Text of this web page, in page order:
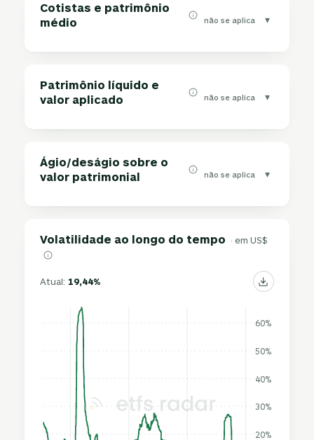
Cotistas e patrimônio
médio
não se aplica ▾
Patrimônio líquido e
valor aplicado
não se aplica ▾
Ágio/deságio sobre o
valor patrimonial
não se aplica ▾
Volatilidade ao longo do tempo · em US$
Atual:19,44%
20%
30%
40%
50%
60%